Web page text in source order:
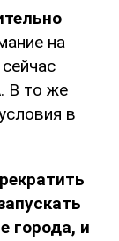
на
В то же
в
города, и